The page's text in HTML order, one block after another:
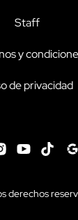
Staff
y
de privacidad
derechos